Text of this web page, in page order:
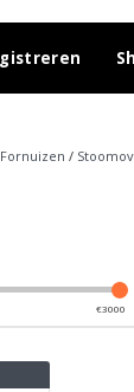
/
€3000